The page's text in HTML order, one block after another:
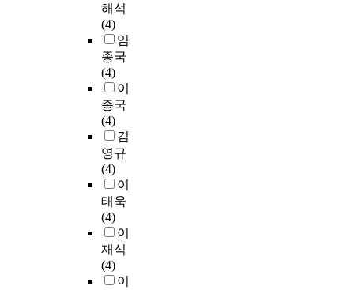
해석
(4)
임
종국
(4)
이
종국
(4)
김
영규
(4)
이
태욱
(4)
이
재식
(4)
이